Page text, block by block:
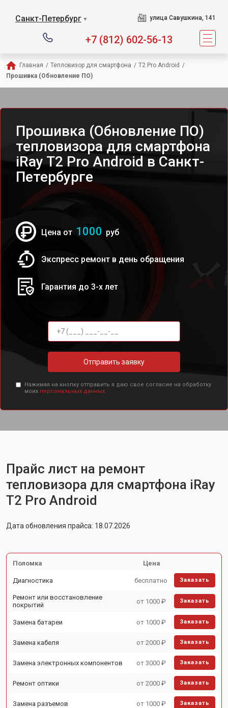
Санкт-Петербург ▼ улица Савушкина, 141
+7 (812) 602-56-13
Главная / Тепловизор для смартфона / T2 Pro Android /
Прошивка (Обновление ПО)
Прошивка (Обновление ПО)
тепловизора для смартфона
iRay T2 Pro Android в Санкт-
Петербурге
Цена от 1000 руб
Экспресс ремонт в день обращения
Гарантия до 3-х лет
Отправить заявку
Нажимая на кнопку отправить я даю свое согласие на обработку
моих персональных данных.
Прайс лист на ремонт
тепловизора для смартфона iRay
T2 Pro Android
Дата обновления прайса: 18.07.2026
Поломка Цена
Диагностика бесплатно Заказать
Ремонт или восстановление
покрытий
от 1000 ₽ Заказать
Замена батареи от 1000 ₽ Заказать
Замена кабеля от 2000 ₽ Заказать
Замена электронных компонентов от 3000 ₽ Заказать
Ремонт оптики от 2000 ₽ Заказать
Замена разъемов от 1000 ₽ Заказать